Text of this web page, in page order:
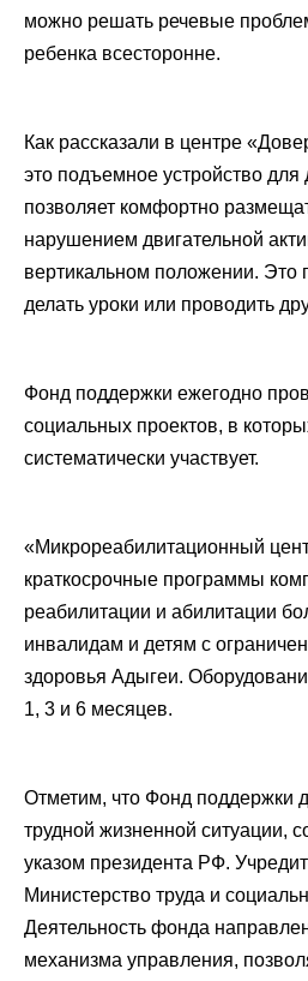
можно решать речевые
ребенка всесторонне.
Как рассказали в центре
это подъемное устройство
позволяет комфортно
нарушением двигательной
вертикальном положении. Это
делать уроки или проводить
Фонд поддержки ежегодно
социальных проектов, в
систематически участвует.
«Микрореабилитационный
краткосрочные программы
реабилитации и абилитации
инвалидам и детям с
здоровья Адыгеи.
1, 3 и 6 месяцев.
Отметим, что Фонд поддержки
трудной жизненной ситуации,
указом президента РФ.
Министерство труда и
Деятельность фонда
механизма управления,